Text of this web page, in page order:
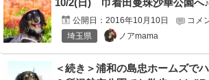
10/2(日) 巾着田曼珠沙華公園へ
公開日： 2016年10月10日
コメ
埼玉県
ノアmama
＜続き＞浦和の島忠ホームズで